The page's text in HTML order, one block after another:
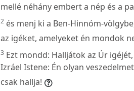
mellé néhány embert a nép és a
2 és menj ki a Ben-Hinnóm-
az igéket, amelyeket én mondok
3 Ezt mondd: Halljátok az Úr
Izráel Istene: Én olyan
csak hallja!